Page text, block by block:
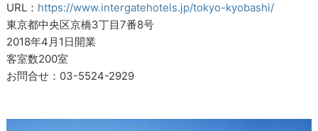
URL： https://www.intergatehotels.jp/tokyo-kyobashi/
東京都中央区京橋3丁目7番8号
2018年4月1日開業
客室数200室
お問合せ：03-5524-2929